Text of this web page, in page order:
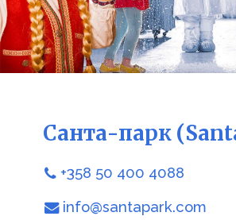
Санта-парк
+358 50 400 4088
info@santapark.com